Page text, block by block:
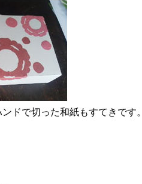
ドで切った和紙もすてきです。